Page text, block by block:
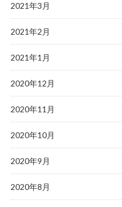
2021年3月
2021年2月
2021年1月
2020年12月
2020年11月
2020年10月
2020年9月
2020年8月